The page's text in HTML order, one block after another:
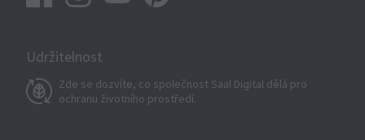
Udržitelnost
Zde se dozvíte, co společnost Saal Digital dělá pro
ochranu životního prostředí.